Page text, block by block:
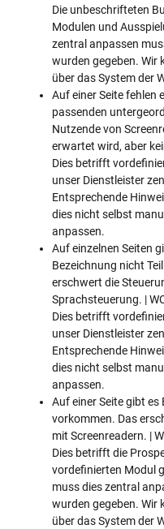
Die unbeschrifteten
Modulen und
zentral anpassen
wurden gegeben. Wir
über das System der
Auf einer Seite fehlen
passenden
Nutzende von
erwartet wird, aber
Dies betrifft
unser Dienstleister
Entsprechende
dies nicht selbst
anpassen.
Auf einzelnen Seiten
Bezeichnung nicht
erschwert die
Sprachsteuerung. |
Dies betrifft
unser Dienstleister
Entsprechende
dies nicht selbst
anpassen.
Auf einer Seite gibt es
vorkommen. Das
mit Screenreadern. |
Dies betrifft die
vordefinierten Modul
muss dies zentral
wurden gegeben. Wir
über das System der